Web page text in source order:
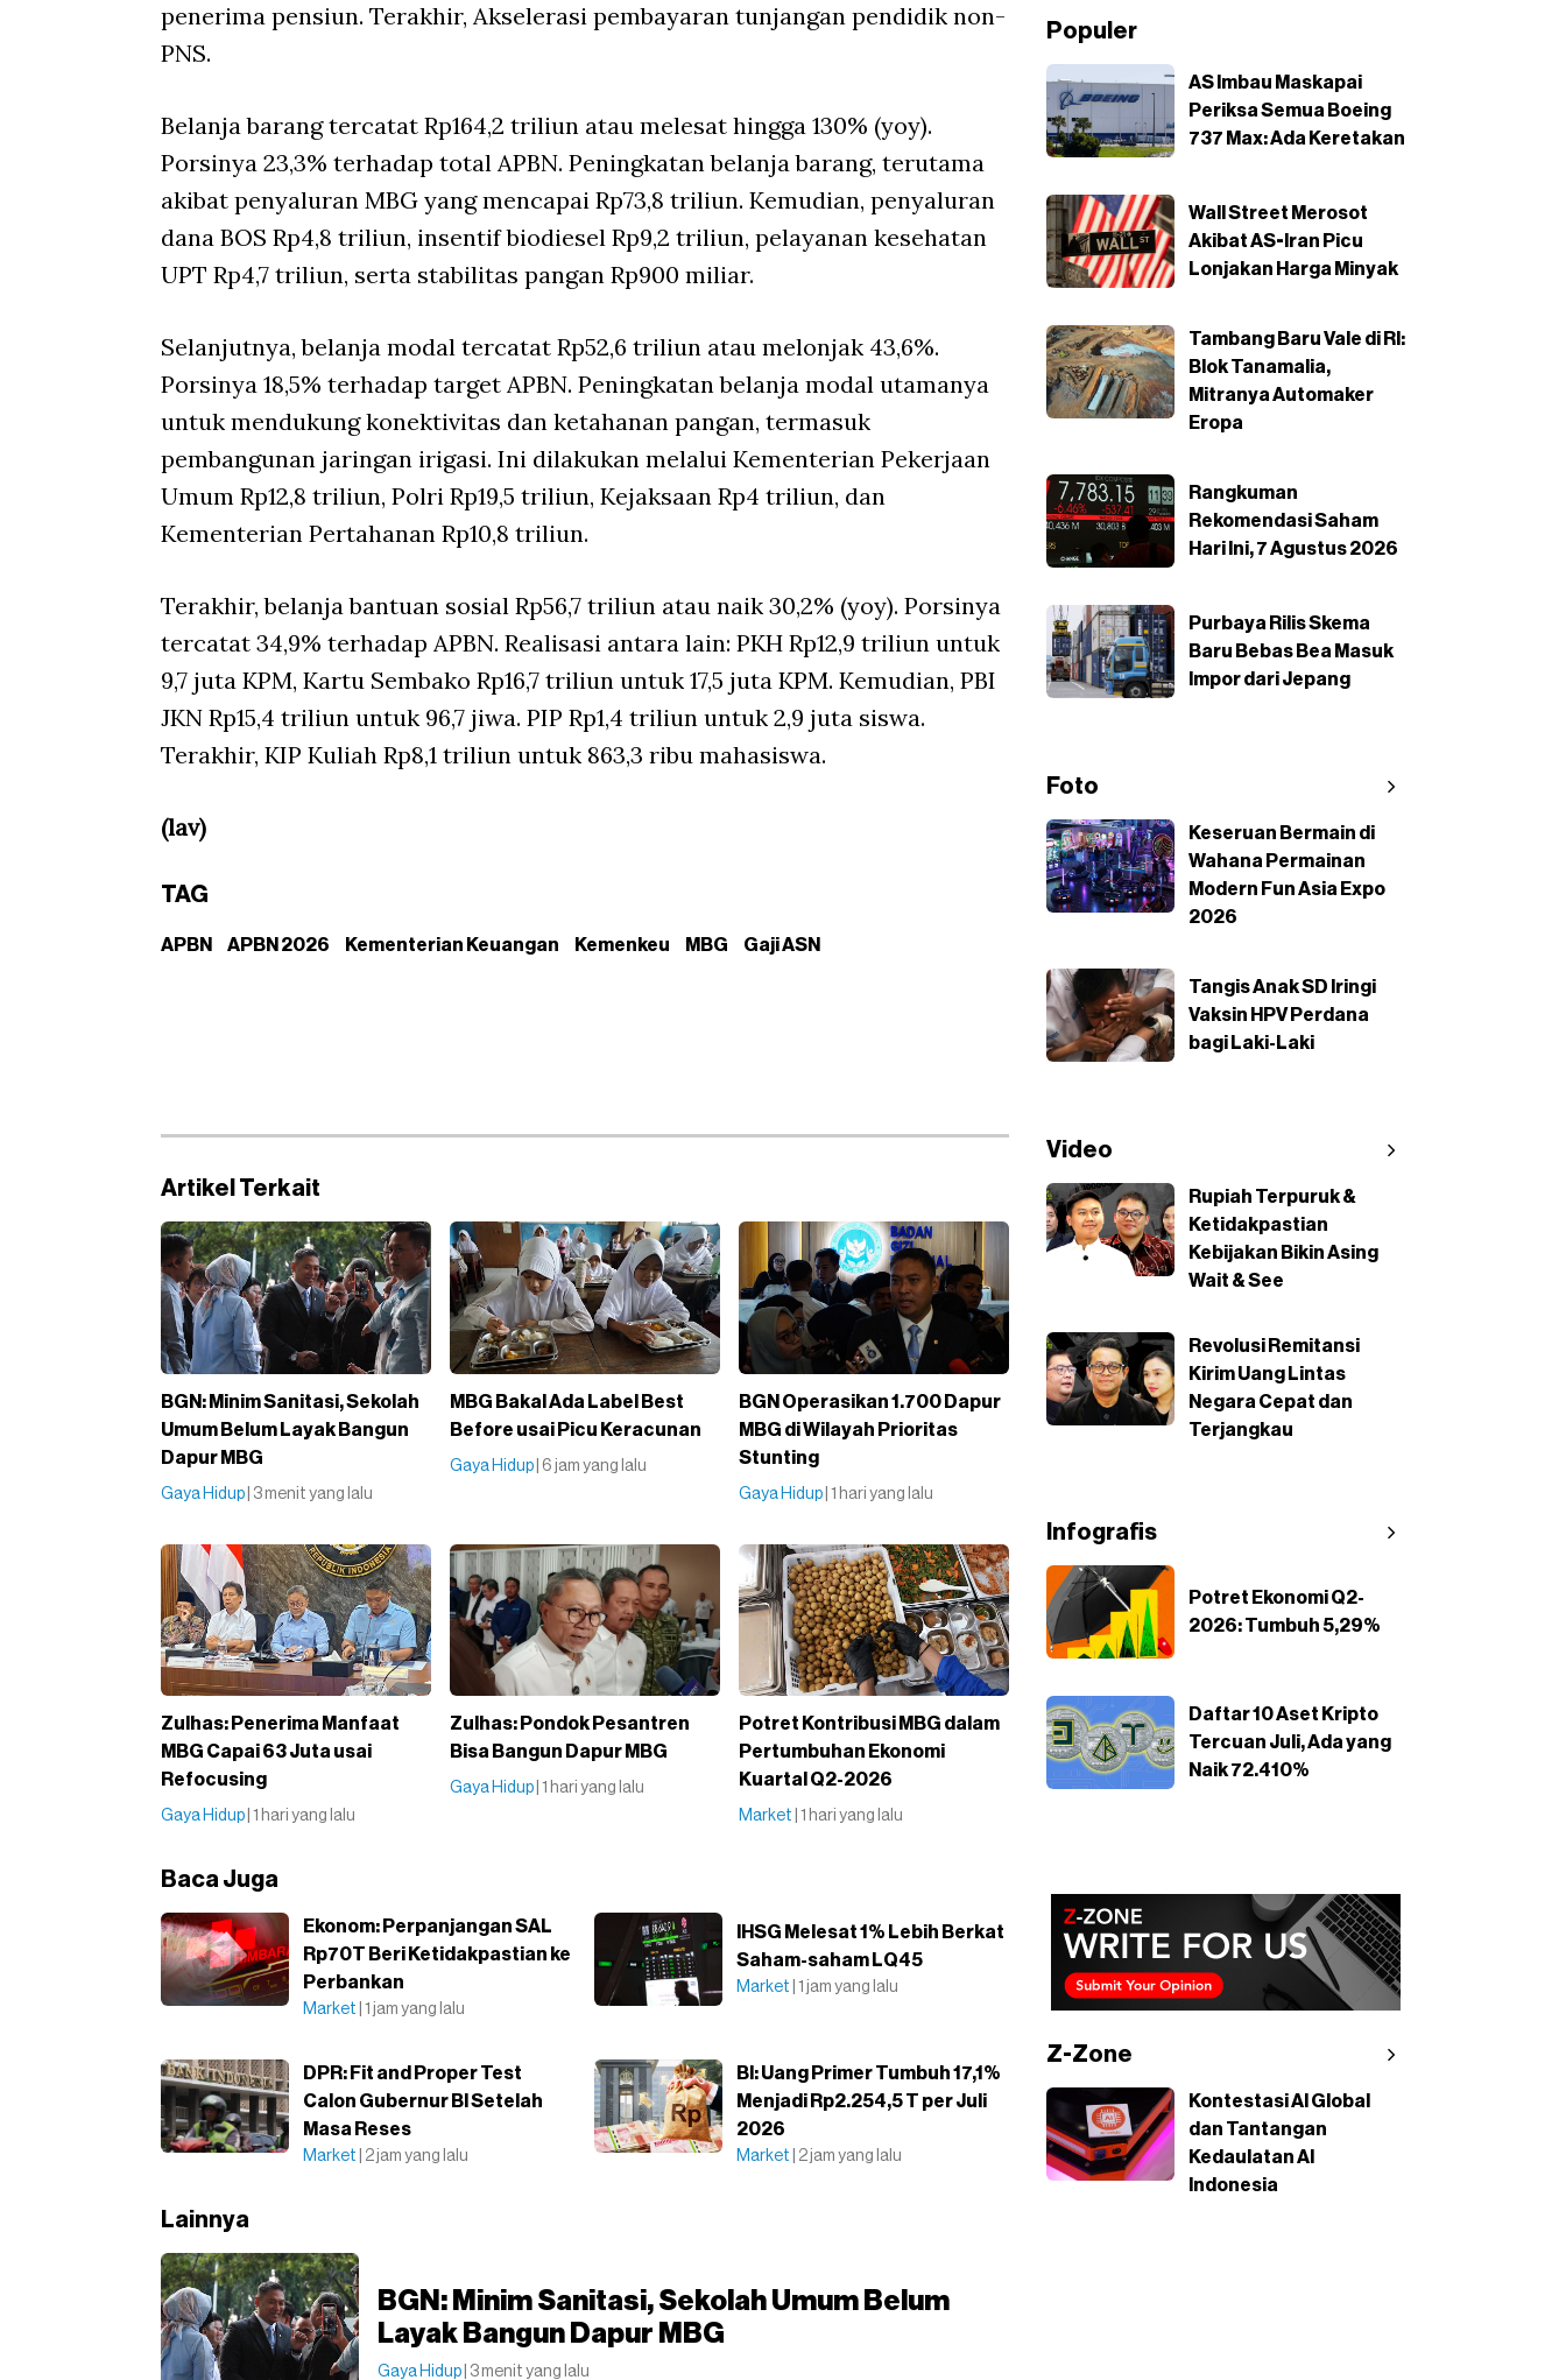
penerima pensiun. Terakhir, Akselerasi pembayaran tunjangan pendidik non-
PNS.
Belanja barang tercatat Rp164,2 triliun atau melesat hingga 130% (yoy).
Porsinya 23,3% terhadap total APBN. Peningkatan belanja barang, terutama
akibat penyaluran MBG yang mencapai Rp73,8 triliun. Kemudian, penyaluran
dana BOS Rp4,8 triliun, insentif biodiesel Rp9,2 triliun, pelayanan kesehatan
UPT Rp4,7 triliun, serta stabilitas pangan Rp900 miliar.
Selanjutnya, belanja modal tercatat Rp52,6 triliun atau melonjak 43,6%.
Porsinya 18,5% terhadap target APBN. Peningkatan belanja modal utamanya
untuk mendukung konektivitas dan ketahanan pangan, termasuk
pembangunan jaringan irigasi. Ini dilakukan melalui Kementerian Pekerjaan
Umum Rp12,8 triliun, Polri Rp19,5 triliun, Kejaksaan Rp4 triliun, dan
Kementerian Pertahanan Rp10,8 triliun.
Terakhir, belanja bantuan sosial Rp56,7 triliun atau naik 30,2% (yoy). Porsinya
tercatat 34,9% terhadap APBN. Realisasi antara lain: PKH Rp12,9 triliun untuk
9,7 juta KPM, Kartu Sembako Rp16,7 triliun untuk 17,5 juta KPM. Kemudian, PBI
JKN Rp15,4 triliun untuk 96,7 jiwa. PIP Rp1,4 triliun untuk 2,9 juta siswa.
Terakhir, KIP Kuliah Rp8,1 triliun untuk 863,3 ribu mahasiswa.
(lav)
TAG
APBN APBN 2026 Kementerian Keuangan Kemenkeu MBG Gaji ASN
Artikel Terkait
BGN: Minim Sanitasi, Sekolah
Umum Belum Layak Bangun
Dapur MBG
Gaya Hidup | 3 menit yang lalu
MBG Bakal Ada Label Best
Before usai Picu Keracunan
Gaya Hidup | 6 jam yang lalu
BGN Operasikan 1.700 Dapur
MBG di Wilayah Prioritas
Stunting
Gaya Hidup | 1 hari yang lalu
Zulhas: Penerima Manfaat
MBG Capai 63 Juta usai
Refocusing
Gaya Hidup | 1 hari yang lalu
Zulhas: Pondok Pesantren
Bisa Bangun Dapur MBG
Gaya Hidup | 1 hari yang lalu
Potret Kontribusi MBG dalam
Pertumbuhan Ekonomi
Kuartal Q2-2026
Market | 1 hari yang lalu
Baca Juga
Ekonom: Perpanjangan SAL
Rp70T Beri Ketidakpastian ke
Perbankan
Market | 1 jam yang lalu
IHSG Melesat 1% Lebih Berkat
Saham-saham LQ45
Market | 1 jam yang lalu
DPR: Fit and Proper Test
Calon Gubernur BI Setelah
Masa Reses
Market | 2 jam yang lalu
BI: Uang Primer Tumbuh 17,1%
Menjadi Rp2.254,5 T per Juli
2026
Market | 2 jam yang lalu
Lainnya
BGN: Minim Sanitasi, Sekolah Umum Belum
Layak Bangun Dapur MBG
Gaya Hidup | 3 menit yang lalu
Populer
AS Imbau Maskapai
Periksa Semua Boeing
737 Max: Ada Keretakan
Wall Street Merosot
Akibat AS-Iran Picu
Lonjakan Harga Minyak
Tambang Baru Vale di RI:
Blok Tanamalia,
Mitranya Automaker
Eropa
Rangkuman
Rekomendasi Saham
Hari Ini, 7 Agustus 2026
Purbaya Rilis Skema
Baru Bebas Bea Masuk
Impor dari Jepang
Foto
Keseruan Bermain di
Wahana Permainan
Modern Fun Asia Expo
2026
Tangis Anak SD Iringi
Vaksin HPV Perdana
bagi Laki-Laki
Video
Rupiah Terpuruk &
Ketidakpastian
Kebijakan Bikin Asing
Wait & See
Revolusi Remitansi
Kirim Uang Lintas
Negara Cepat dan
Terjangkau
Infografis
Potret Ekonomi Q2-
2026: Tumbuh 5,29%
Daftar 10 Aset Kripto
Tercuan Juli, Ada yang
Naik 72.410%
Z-Zone
Kontestasi AI Global
dan Tantangan
Kedaulatan AI
Indonesia